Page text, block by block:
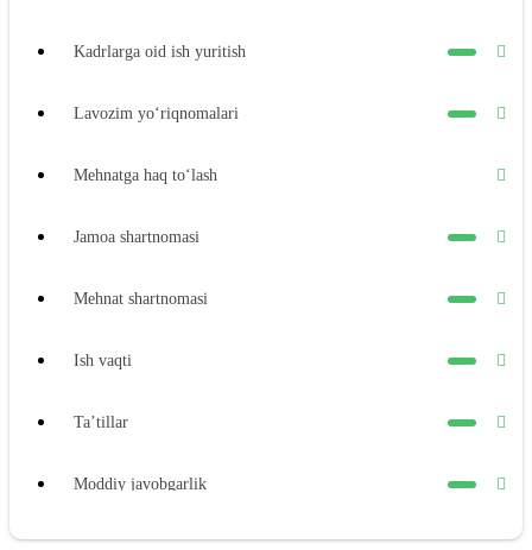
Kadrlarga oid ish yuritish
Lavozim yoʻriqnomalari
Mehnatga haq toʻlash
Jamoa shartnomasi
Mehnat shartnomasi
Ish vaqti
Ta’tillar
Moddiy javobgarlik
Xodimning moddiy javobgarligi